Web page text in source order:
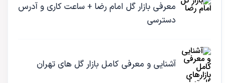
معرفی بازار گل امام رضا + ساعت کاری و آدرس
دسترسی
آشنایی و معرفی کامل بازار گل های تهران